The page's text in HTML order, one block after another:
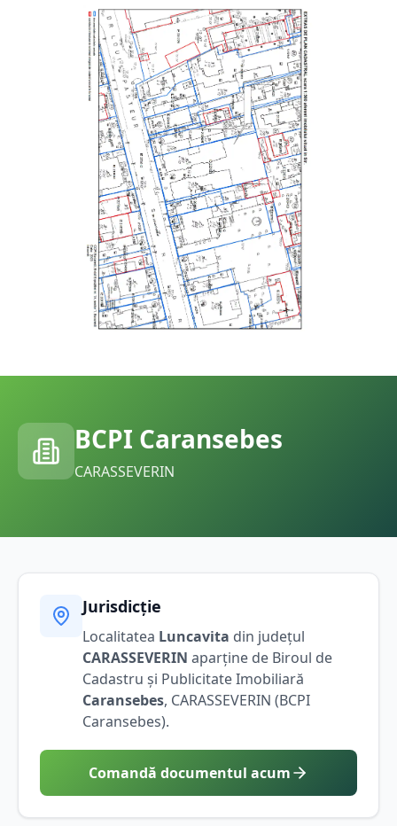
BCPI Caransebes
CARASSEVERIN
Jurisdicție
Localitatea Luncavita din județul
CARASSEVERIN aparține de Biroul de
Cadastru și Publicitate Imobiliară
Caransebes, CARASSEVERIN (BCPI
Caransebes).
Comandă documentul acum